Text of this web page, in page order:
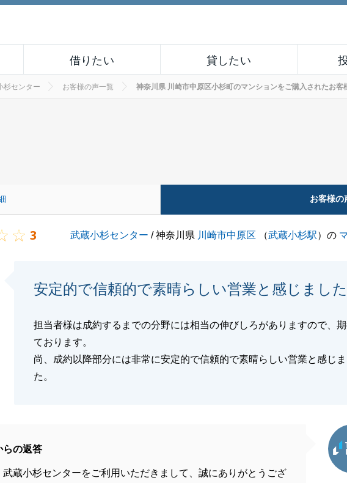
借りたい 貸したい
杉センター お客様の声一覧 神奈川県 川崎市中原区小杉町のマンションをご購入されたお
お客様の
3 武蔵小杉センター / 神奈川県 川崎市中原区 （武蔵小杉駅）の
安定的で信頼的で素晴らしい営業と感じました
担当者様は成約するまでの分野には相当の伸びしろがありますので、
ております。
尚、成約以降部分には非常に安定的で信頼的で素晴らしい営業と感じま
た。
らの返答
武蔵小杉センターをご利用いただきまして、誠にありがとうござ